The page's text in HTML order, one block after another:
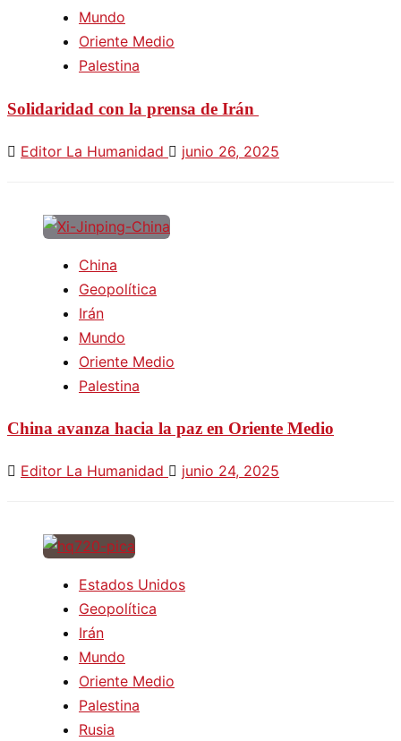
Mundo
Oriente Medio
Palestina
Solidaridad con la prensa de Irán
Editor La Humanidad junio 26, 2025
China
Geopolítica
Irán
Mundo
Oriente Medio
Palestina
China avanza hacia la paz en Oriente Medio
Editor La Humanidad junio 24, 2025
Estados Unidos
Geopolítica
Irán
Mundo
Oriente Medio
Palestina
Rusia